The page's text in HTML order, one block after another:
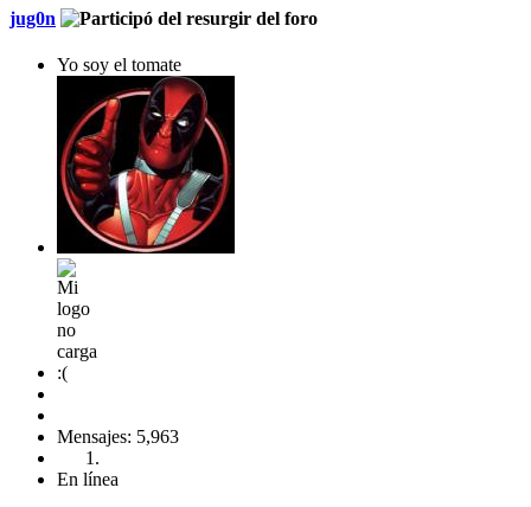
jug0n
Yo soy el tomate
Mensajes: 5,963
En línea